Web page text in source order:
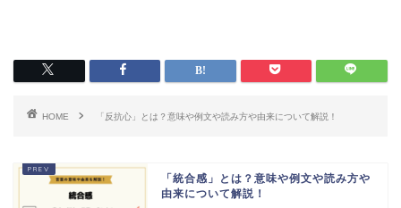
HOME 「反抗心」とは？意味や例文や読み方や由来について解説！
「統合感」とは？意味や例文や読み方や
由来について解説！